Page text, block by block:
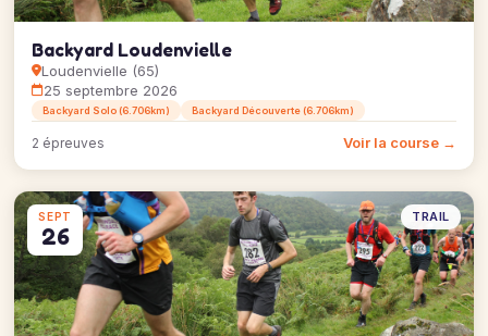
Backyard Loudenvielle
Loudenvielle (65)
25 septembre 2026
Backyard Solo (6.706km) Backyard Découverte (6.706km)
2 épreuves Voir la course →
SEPT
26
TRAIL